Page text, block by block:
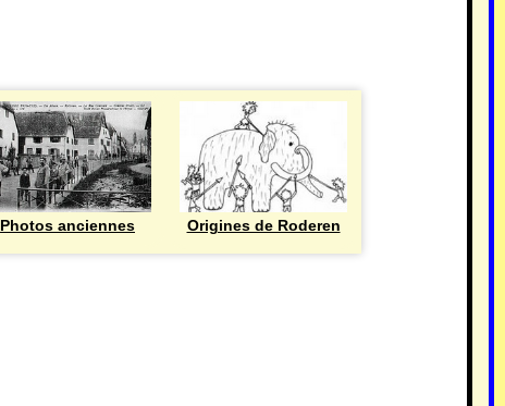
Photos anciennes Origines de Roderen